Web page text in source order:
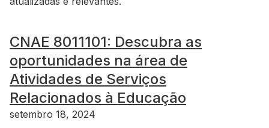
CNAE 8011101: Descubra as
oportunidades na área de
Atividades de Serviços
Relacionados à Educação
setembro 18, 2024